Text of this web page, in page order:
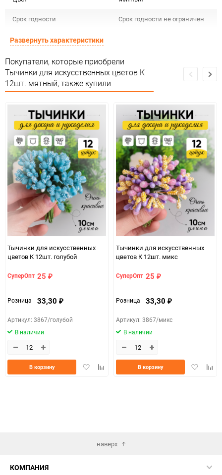
Срок годности Срок годности не ограничен
Предназначение товара
Сертификация Не подлежит сертификации
Особые условия Особых условий не требует
Количество в коробке 1 200
Единица измерения набор
Развернуть характеристики
Покупатели, которые приобрели
Тычинки для искусственных цветов К
12шт. мятный, также купили
Тычинки для искусственных
цветов К 12шт. голубой
СуперОпт 25 ₽
Розница 33,30 ₽
Артикул: 3867/голубой
В наличии
ДобавитьДобавить
В корзину
Тычинки для искусственных
цветов К 12шт. микс
СуперОпт 25 ₽
Розница 33,30 ₽
Артикул: 3867/микс
В наличии
Добавить
В корзину
наверх
КОМПАНИЯ